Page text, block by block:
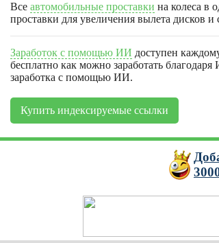
Все автомобильные проставки на колеса в
проставки для увеличения вылета дисков
Заработок с помощью ИИ доступен
бесплатно как можно заработать
заработка с помощью ИИ.
Купить индексируемые ссылки